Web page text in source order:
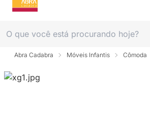
Abra Cadabra Móveis Infantis Cômoda